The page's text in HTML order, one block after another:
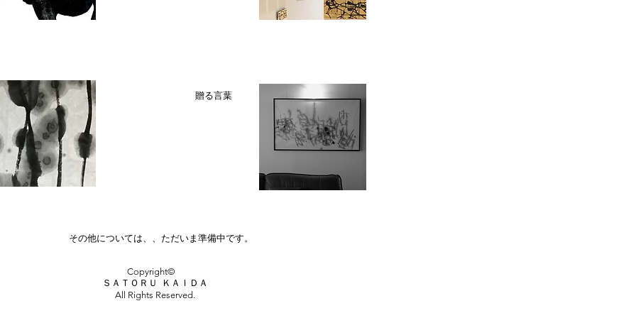
​贈る言葉
その他については、、ただいま準備中です。
Copyright©
ＳＡＴＯＲＵ ＫＡＩＤＡ
All Rights Reserved.